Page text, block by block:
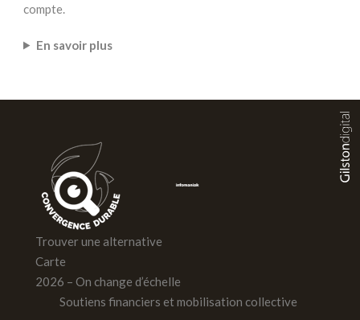
compte.
En savoir plus
Trouver une alternative
Carte
2026 – On change d’échelle
Soutiens financiers et mobilisation collective